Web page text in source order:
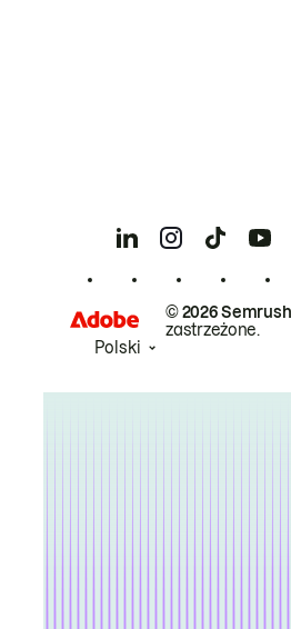
© 2026
zastrzeżone.
Polski